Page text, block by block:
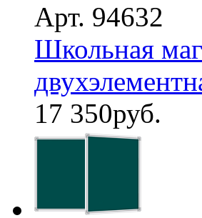
Арт. 94632
Школьная
17 350руб.